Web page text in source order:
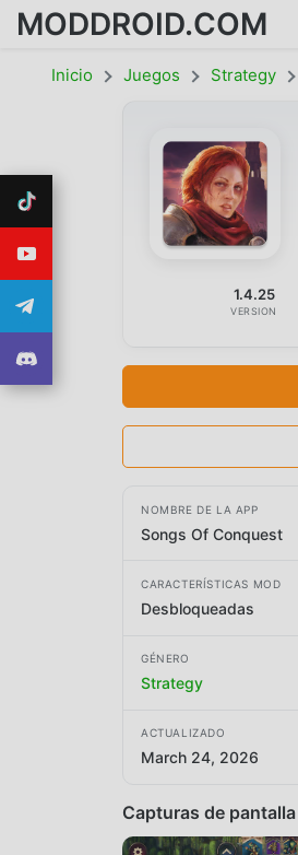
MODDROID.COM
Inicio Juegos Strategy
1.4.25
VERSION
NOMBRE DE LA APP
Songs Of Conquest
CARACTERÍSTICAS MOD
Desbloqueadas
GÉNERO
Strategy
ACTUALIZADO
March 24, 2026
Capturas de pantalla